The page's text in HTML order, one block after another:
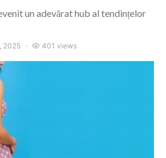
un adevărat hub al tendințelor
2025 401 views